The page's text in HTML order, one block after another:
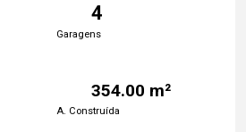
4
Garagens
354.00 m²
A. Construída